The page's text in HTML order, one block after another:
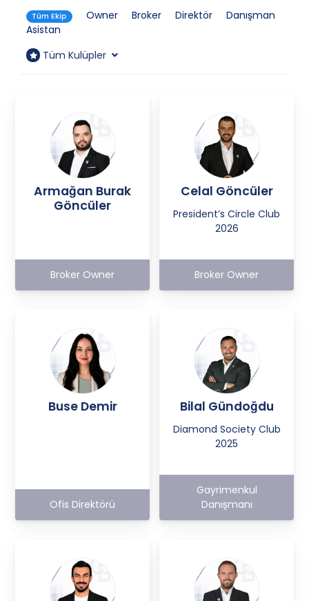
Tüm Ekip Owner Broker Direktör
Danışman
Asistan
Tüm Kulüpler
Armağan Burak
Göncüler
Broker Owner
Celal Göncüler
President’s Circle Club
2026
Broker Owner
Buse Demir
Ofis Direktörü
Bilal Gündoğdu
Diamond Society Club
2025
Gayrimenkul
Danışmanı